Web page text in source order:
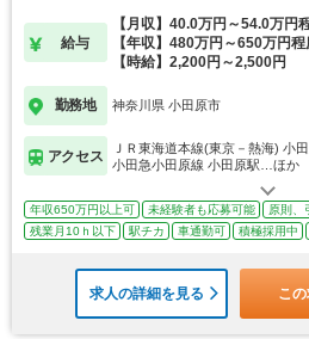
給与
【月収】40.0万円～54.0万円
【年収】480万円～650万円程
【時給】2,200円～2,500円
勤務地 神奈川県 小田原市
アクセス
ＪＲ東海道本線(東京－熱海) 小
小田急小田原線 小田原駅…ほか
年収650万円以上可 未経験者も応募可能
原則、
残業月10ｈ以下
駅チカ 車通勤可 積極採用中
求人の詳細を見る こ